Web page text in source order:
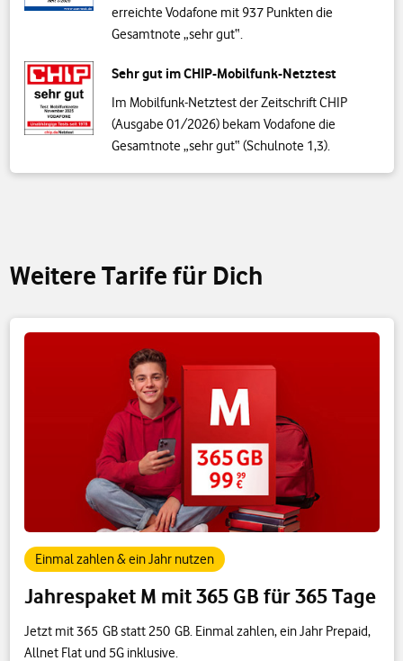
erreichte Vodafone mit 937 Punkten die
Gesamtnote „sehr gut“.
Sehr gut im CHIP-Mobilfunk-Netztest
Im Mobilfunk-Netztest der Zeitschrift CHIP
(Ausgabe 01/2026) bekam Vodafone die
Gesamtnote „sehr gut“ (Schulnote 1,3).
Weitere Tarife für Dich
Jahrespaket M mit 365 GB für 365 Tage
Einmal zahlen & ein Jahr nutzen
Jetzt mit 365 GB statt 250 GB. Einmal zahlen, ein Jahr Prepaid,
Allnet Flat und 5G inklusive.